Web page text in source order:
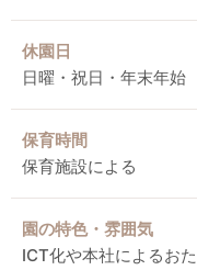
休園日
日曜・祝日・年末年
保育時間
保育施設による
園の特色・雰囲気
ICT化や本社によるお